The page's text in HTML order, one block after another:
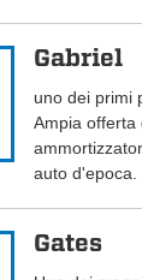
Gabriel
uno dei primi
Ampia offerta
auto d'epoca.
Gates